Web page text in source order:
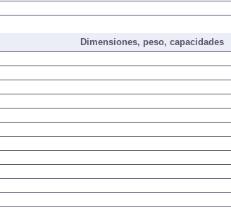
Dimensiones, peso, capacidades